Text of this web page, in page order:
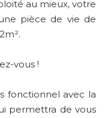
au mieux, votre
pièce de vie de
vous !
fonctionnel avec la
permettra de vous